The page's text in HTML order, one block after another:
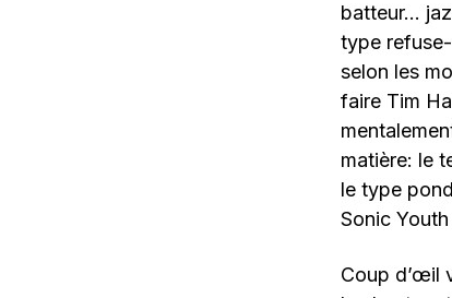
batteur…
type
selon les
faire Tim
matière: le
le type
Sonic
Coup d’œil